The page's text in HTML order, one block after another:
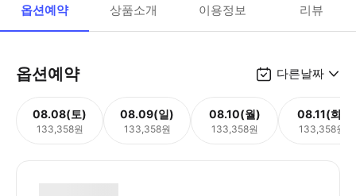
옵션예약 상품소개 이용정보 리뷰
옵션예약 다른날짜
08.08(토)
133,358원
08.09(일)
133,358원
08.10(월)
133,358원
08.11(화)
133,358원